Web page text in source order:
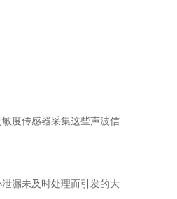
度传感器采集这些声波信
漏未及时处理而引发的大